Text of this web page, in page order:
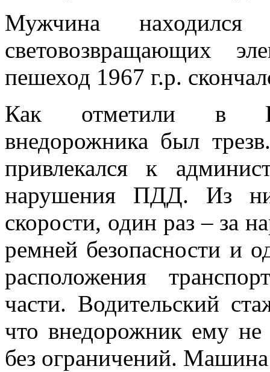
Мужчина
световозвращающих
пешеход 1967 г.р.
Как отметили в
внедорожника был
привлекался к
нарушения ПДД. Из
скорости, один раз – за
ремней безопасности и
расположения
части. Водительский
что внедорожник ему
без ограничений.